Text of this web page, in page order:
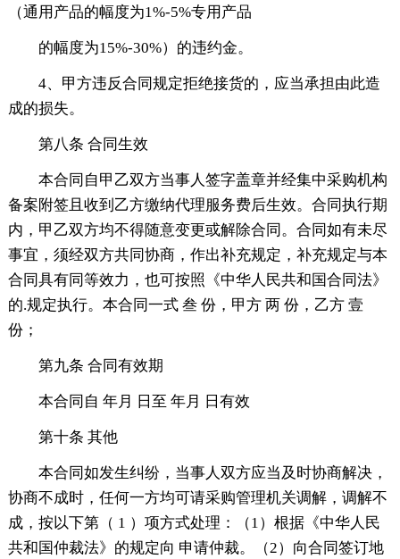
（通用产品的幅度为1%-5%专用产品
的幅度为15%-30%）的违约金。
4、甲方违反合同规定拒绝接货的，应当承担由此造
成的损失。
第八条 合同生效
本合同自甲乙双方当事人签字盖章并经集中采购机构
备案附签且收到乙方缴纳代理服务费后生效。合同执行期
内，甲乙双方均不得随意变更或解除合同。合同如有未尽
事宜，须经双方共同协商，作出补充规定，补充规定与本
合同具有同等效力，也可按照《中华人民共和国合同法》
的.规定执行。本合同一式 叁 份，甲方 两 份，乙方 壹
份；
第九条 合同有效期
本合同自 年月 日至 年月 日有效
第十条 其他
本合同如发生纠纷，当事人双方应当及时协商解决，
协商不成时，任何一方均可请采购管理机关调解，调解不
成，按以下第（ 1 ）项方式处理：（1）根据《中华人民
共和国仲裁法》的规定向 申请仲裁。（2）向合同签订地